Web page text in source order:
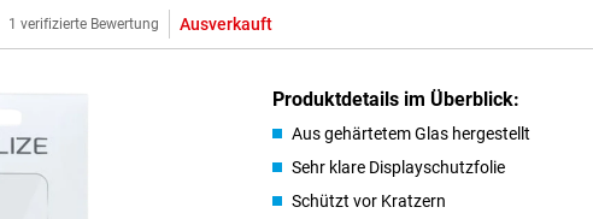
1 verifizierte Bewertung Ausverkauft
Produktdetails im Überblick:
Aus gehärtetem Glas hergestellt
Sehr klare Displayschutzfolie
Schützt vor Kratzern